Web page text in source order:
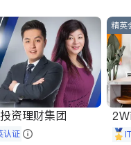
资理财集团
认证
精英